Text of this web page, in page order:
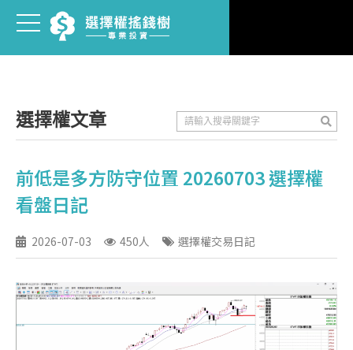
選擇權文章
前低是多方防守位置 20260703 選擇權
看盤日記
2026-07-03 450人 選擇權交易日記